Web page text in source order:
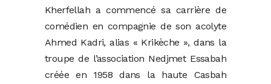
Kherfellah a commencé sa carrière de
comédien en compagnie de son acolyte
Ahmed Kadri, alias « Krikèche », dans la
troupe de l’association Nedjmet Essabah
créée en 1958 dans la haute Casbah